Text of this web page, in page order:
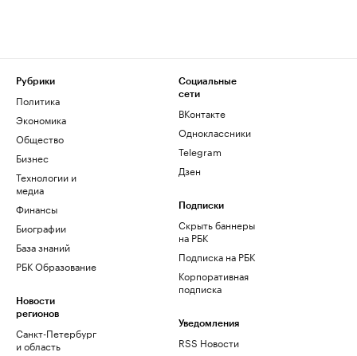
Рубрики
Политика
Экономика
Общество
Бизнес
Технологии и
медиа
Финансы
Биографии
База знаний
РБК Образование
Новости
регионов
Санкт-Петербург
и область
Социальные
сети
ВКонтакте
Одноклассники
Telegram
Дзен
Подписки
Скрыть баннеры
на РБК
Подписка на РБК
Корпоративная
подписка
Уведомления
RSS Новости